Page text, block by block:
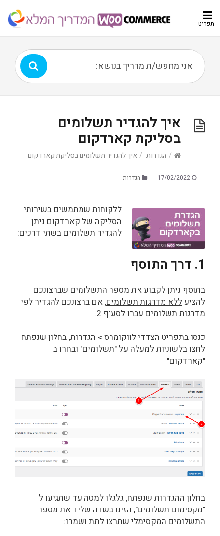
תפריט
איך להגדיר תשלומים
בסליקת קארדקום
/ הגדרות / איך להגדיר תשלומים בסליקת קארדקום
17/02/2022 הגדרות
ללקוחות שמתמשים בשירותי
הסליקה של קארדקום ניתן
להגדיר תשלומים בשתי דרכים:
1. דרך התוסף
בתוסף ניתן לקבוע את מספר התשלומים שברצונכם
להציע ללא מדרגות תשלומים, אם ברצונכם להגדיר לפי
מדרגות תשלומים עברו לסעיף 2.
כנסו בתפריט הצדדי לווקומרס > הגדרות, בחלון שנפתח
לחצו בלשוניות למעלה על "תשלומים" ובחרו ב
"קארדקום"
בחלון ההגדרות שנפתח, גלגלו למטה עד שתגיעו ל
"מקסימום תשלומים", הזינו בשדה שליד את מספר
התשלומים המקסימלי שתרצו לתת ושמרו: